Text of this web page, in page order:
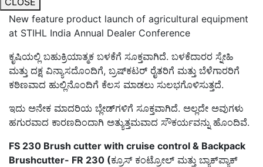
New feature product launch of agricultural equipment
at STIHL India Annual Dealer Conference
ಕೃಷಿಯಲ್ಲಿ ಬಹುಕ್ರಿಯಾತ್ಮಕ ಬಳಕೆಗೆ ಸೂಕ್ತವಾಗಿದೆ. ಬಳಕೆದಾರರ ಸ್ನೇಹಿ
ಮತ್ತು ದಕ್ಷ ವಿನ್ಯಾಸದೊಂದಿಗೆ, ಬ್ರಷ್‌ಕಟರ್ ರೈತರಿಗೆ ಮತ್ತು ಬೆಳೆಗಾರರಿಗೆ
ಕಠಿಣವಾದ ಹುಲ್ಲಿನೊಂದಿಗೆ ಕೆಲಸ ಮಾಡಲು ಸುಲಭಗೊಳಿಸುತ್ತದೆ.
ಇದು ಅನೇಕ ಮಾದರಿಯ ಬ್ಲೇಡ್‌ಗಳಿಗೆ ಸೂಕ್ತವಾಗಿದೆ. ಅಲ್ಲದೇ ಅವುಗಳು
ಹಗುರವಾದ ಕಾರಣದಿಂದಾಗಿ ಅತ್ಯುತ್ತಮವಾದ ಸೌಕರ್ಯವನ್ನು ಹೊಂದಿವೆ.
FS 230 Brush cutter with cruise control & Backpack
Brushcutter- FR 230 (ಕ್ರೂಸ್ ಕಂಟ್ರೋಲ್ ಮತ್ತು ಬ್ಯಾಕ್‌ಪ್ಯಾಕ್